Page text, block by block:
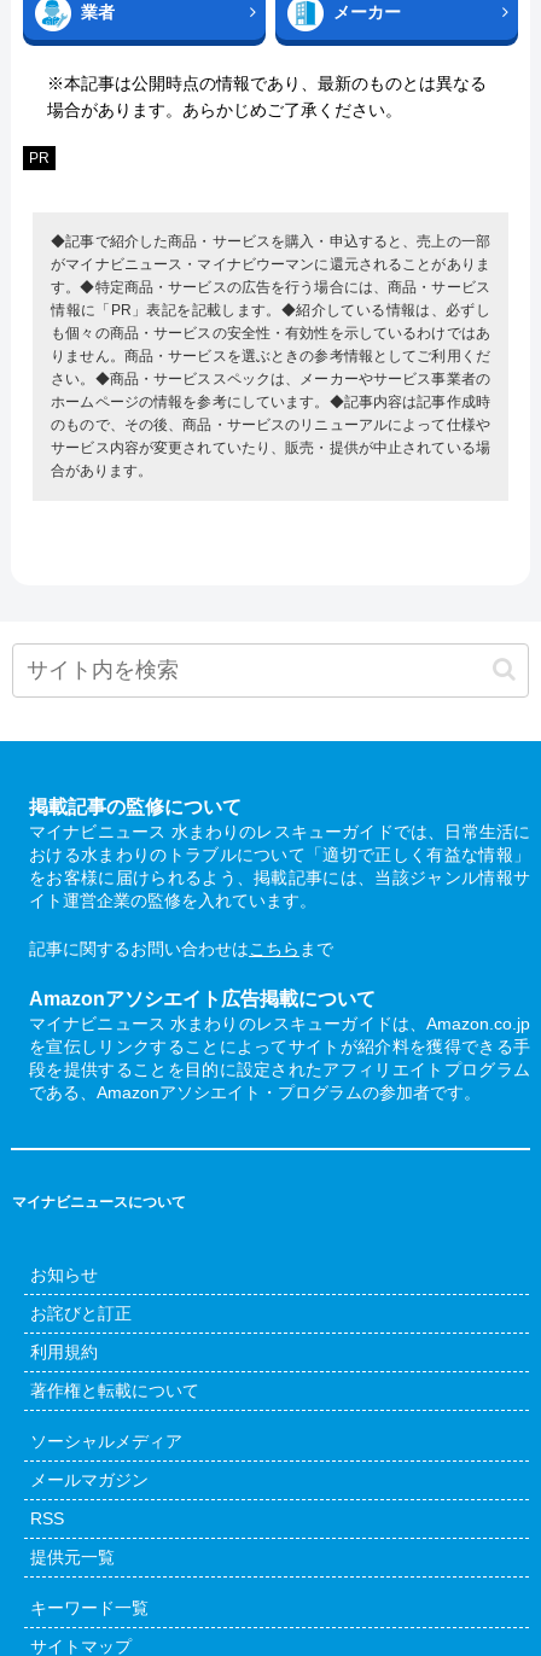
業者 メーカー
※本記事は公開時点の情報であり、最新のものとは異なる
場合があります。あらかじめご了承ください。
PR
◆記事で紹介した商品・サービスを購入・申込すると、売上の一部
がマイナビニュース・マイナビウーマンに還元されることがありま
す。◆特定商品・サービスの広告を行う場合には、商品・サービス
情報に「PR」表記を記載します。◆紹介している情報は、必ずし
も個々の商品・サービスの安全性・有効性を示しているわけではあ
りません。商品・サービスを選ぶときの参考情報としてご利用くだ
さい。◆商品・サービススペックは、メーカーやサービス事業者の
ホームページの情報を参考にしています。◆記事内容は記事作成時
のもので、その後、商品・サービスのリニューアルによって仕様や
サービス内容が変更されていたり、販売・提供が中止されている場
合があります。
掲載記事の監修について
マイナビニュース 水まわりのレスキューガイドでは、日常生活に
おける水まわりのトラブルについて「適切で正しく有益な情報」
をお客様に届けられるよう、掲載記事には、当該ジャンル情報サ
イト運営企業の監修を入れています。
記事に関するお問い合わせはこちら まで
Amazonアソシエイト広告掲載について
マイナビニュース 水まわりのレスキューガイドは、Amazon.co.jp
を宣伝しリンクすることによってサイトが紹介料を獲得できる手
段を提供することを目的に設定されたアフィリエイトプログラム
である、Amazonアソシエイト・プログラムの参加者です。
マイナビニュースについて
お知らせ
お詫びと訂正
利用規約
著作権と転載について
ソーシャルメディア
メールマガジン
RSS
提供元一覧
キーワード一覧
サイトマップ